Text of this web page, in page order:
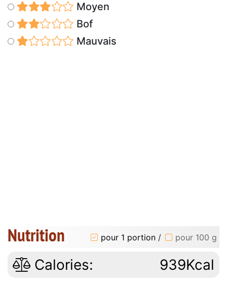
Moyen
Bof
Mauvais
Nutrition pour 1 portion / pour 100 g
Calories: 939Kcal